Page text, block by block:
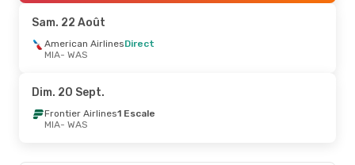
WAS- MIA
Sam. 22 Août
American AirlinesDirect
MIA- WAS
Dim. 20 Sept.
Frontier Airlines1 Escale
MIA- WAS